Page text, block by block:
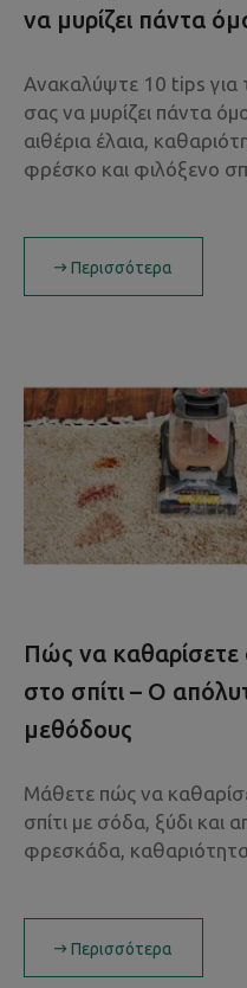
να μυρίζει πάντα
Ανακαλύψτε 10 tips για
σας να μυρίζει πάντα
αιθέρια έλαια,
φρέσκο και φιλόξενο
Περισσότερα
Πώς να
στο σπίτι – Ο
μεθόδους
Μάθετε πώς να
σπίτι με σόδα, ξύδι και
φρεσκάδα, καθαριότητα
Περισσότερα